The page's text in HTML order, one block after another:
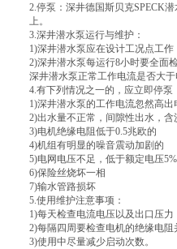
2.停泵：深井德国斯贝克SPECK
上。
3.深井潜水泵运行与维护：
1)深井潜水泵应在设计工况点工
2)深井潜水泵每运行8小时要全面
深井潜水泵正常工作电流是否大
4.有下列情况之一的，应立即停泵
1)深井潜水泵的工作电流忽然高
2)出水量不正常，间隙性出水，含
3)电机绝缘电阻低于0.5兆欧的
4)机组有明显的噪音震动加剧的
5)电网电压不足，低于额定电压
6)保险丝烧坏一相
7)输水管路损坏
5.使用维护注意事项：
1)每天检查电流电压以及出口压
2)每隔四周要检查电机的绝缘电阻
3)使用中尽量减少启动次数。